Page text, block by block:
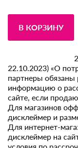
В КОРЗИНУ
22.10.2023) «О
партнеры
информацию о
сайте, если
Для магазинов
дисклеймер и
Для интернет-
дисклеймер на